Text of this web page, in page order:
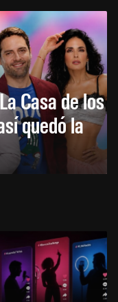
Casa de los
quedó la